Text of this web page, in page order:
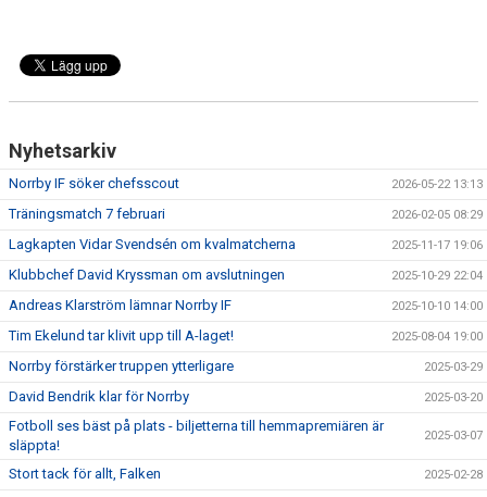
Nyhetsarkiv
Norrby IF söker chefsscout 2026-05-22 13:13
Träningsmatch 7 februari 2026-02-05 08:29
Lagkapten Vidar Svendsén om kvalmatcherna 2025-11-17 19:06
Klubbchef David Kryssman om avslutningen 2025-10-29 22:04
Andreas Klarström lämnar Norrby IF 2025-10-10 14:00
Tim Ekelund tar klivit upp till A-laget! 2025-08-04 19:00
Norrby förstärker truppen ytterligare 2025-03-29
David Bendrik klar för Norrby 2025-03-20
Fotboll ses bäst på plats - biljetterna till hemmapremiären är
släppta!
2025-03-07
Stort tack för allt, Falken 2025-02-28